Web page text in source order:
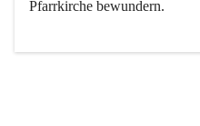
Pfarrkirche bewundern.
Der Weinbau dominert